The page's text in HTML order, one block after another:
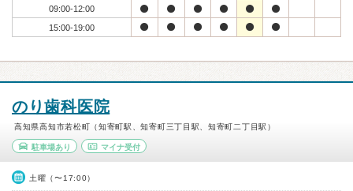
09:00-12:00
15:00-19:00
のり歯科医院
高知県高知市若松町（知寄町駅、知寄町三丁目駅、知寄町二丁目駅）
駐車場あり マイナ受付
土曜（〜17:00）